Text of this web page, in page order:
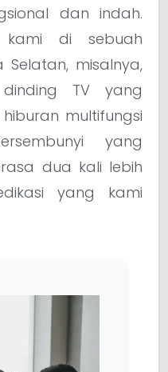
dan indah.
di sebuah
misalnya,
TV yang
multifungsi
yang
dua kali lebih
yang kami